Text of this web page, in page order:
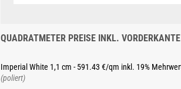
QUADRATMETER PREISE INKL.
Imperial White 1,1 cm - 591.43 €/qm inkl. 19%
(poliert)